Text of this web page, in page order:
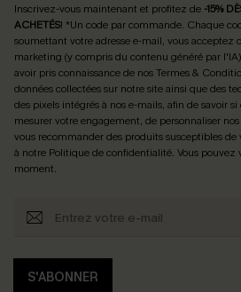
Inscrivez-vous maintenant et profitez de -15%
ACHETÉS! *Un code par commande. Chaque
soumettant votre adresse e-mail, vous acceptez
marketing (y compris du contenu généré par
avoir pris connaissance de nosTermes &
données collectées sur notre site ainsi que des
des pixels intégrés à nos e-mails, afin de savoir
mesurer votre engagement, de personnaliser
vous recommander des produits susceptibles de
à notre Politique de confidentialité. Vous pouvez
moment.
S'ABONNER